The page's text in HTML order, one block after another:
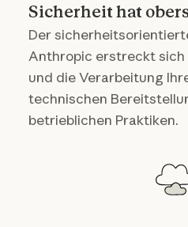
Sicherheit hat
Der
Anthropic erstreckt sich
und die Verarbeitung
technischen
betrieblichen Praktiken.